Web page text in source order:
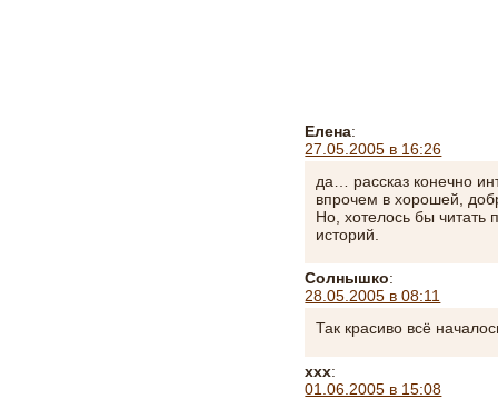
Елена:
27.05.2005 в 16:26
да… рассказ конечно
впрочем в хорошей,
Но, хотелось бы
историй.
Солнышко:
28.05.2005 в 08:11
Так красиво всё
xxx:
01.06.2005 в 15:08